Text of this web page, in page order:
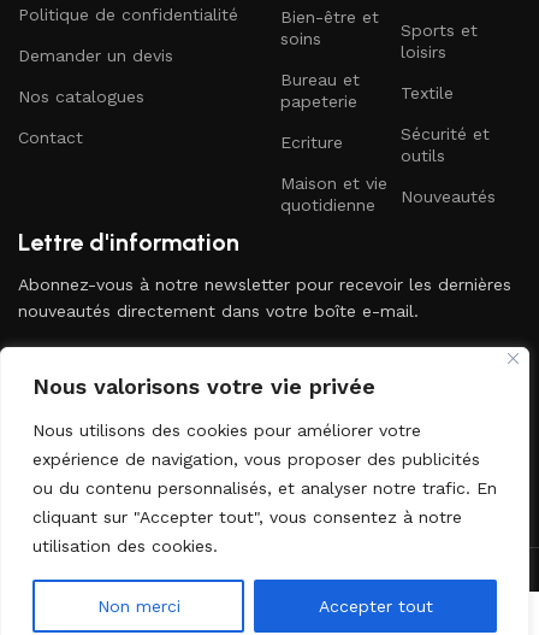
Nous valorisons votre vie privée
Nous utilisons des cookies pour améliorer votre
expérience de navigation, vous proposer des publicités
ou du contenu personnalisés, et analyser notre trafic. En
cliquant sur "Accepter tout", vous consentez à notre
utilisation des cookies.
Non merci Accepter tout
Politique de confidentialité
Demander un devis
Nos catalogues
Contact
Bien-être et
soins
Bureau et
papeterie
Ecriture
Maison et vie
quotidienne
Sports et
loisirs
Textile
Sécurité et
outils
Nouveautés
Lettre d'information
Abonnez-vous à notre newsletter pour recevoir les dernières
nouveautés directement dans votre boîte e-mail.
Envoyer
2024 DOPLD. Tous droits réservés. Développé par
l'agence webStartbiz.